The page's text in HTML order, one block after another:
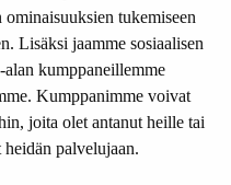
ominaisuuksien tukemiseen
Lisäksi jaamme sosiaalisen
kumppaneillemme
Kumppanimme voivat
joita olet antanut heille tai
palvelujaan.